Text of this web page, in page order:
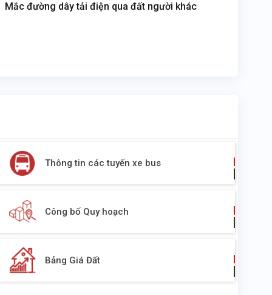
Mắc đường dây tải điện qua đất người khác
Thông tin các tuyến xe bus
Công bố Quy hoạch
Bảng Giá Đất